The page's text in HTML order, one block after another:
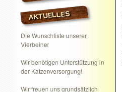
AKTUELLES
Die Wunschliste unserer
Vierbeiner
Wir benötigen Unterstützung in
der Katzenversorgung!
Wir freuen uns grundsätzlich